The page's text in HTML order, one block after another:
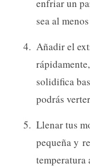
enfriar un
sea al
Añadir el
solidifica
podrás
Llenar tus
pequeña y
temperatura